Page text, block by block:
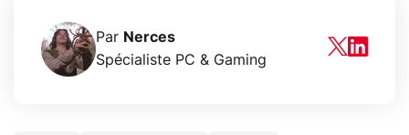
Par Nerces
Spécialiste PC & Gaming